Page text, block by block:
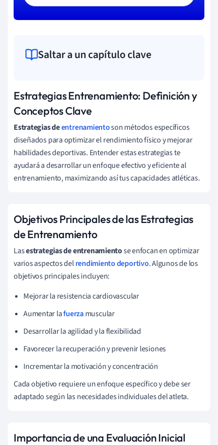
Saltar a un capítulo clave
Estrategias Entrenamiento: Definición y
Conceptos Clave
Estrategias deentrenamientoson métodos específicos
diseñados para optimizar el rendimiento físico y mejorar
habilidades deportivas. Entender estas estrategias te
ayudará a desarrollar un enfoque efectivo y eficiente al
entrenamiento, maximizando así tus capacidades atléticas.
Objetivos Principales de las Estrategias
de Entrenamiento
Lasestrategias de entrenamientose enfocan en optimizar
varios aspectos delrendimiento deportivo. Algunos de los
objetivos principales incluyen:
Mejorar la resistencia cardiovascular
Aumentar lafuerzamuscular
Desarrollar la agilidad y la flexibilidad
Favorecer la recuperación y prevenir lesiones
Incrementar la motivación y concentración
Cada objetivo requiere un enfoque específico y debe ser
adaptado según las necesidades individuales del atleta.
Importancia de una Evaluación Inicial